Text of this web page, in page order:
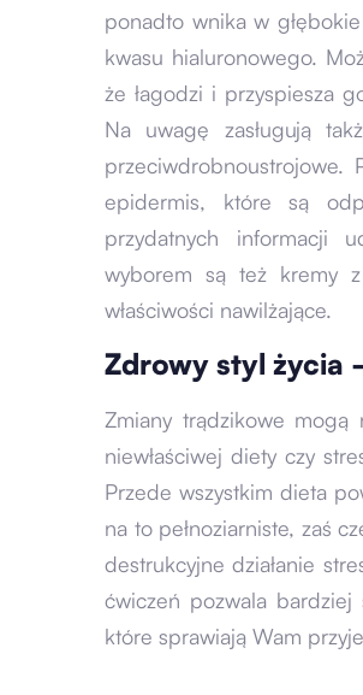
ponadto wnika w
kwasu hialuronowego.
że łagodzi i przyspiesza
Na uwagę zasługują
przeciwdrobnoustrojowe.
epidermis, które są
przydatnych informacji
wyborem są też kremy
właściwości nawilżające.
Zdrowy styl życia
Zmiany trądzikowe
niewłaściwej diety czy
Przede wszystkim dieta
na to pełnoziarniste, zaś
destrukcyjne działanie
ćwiczeń pozwala bardziej
które sprawiają Wam